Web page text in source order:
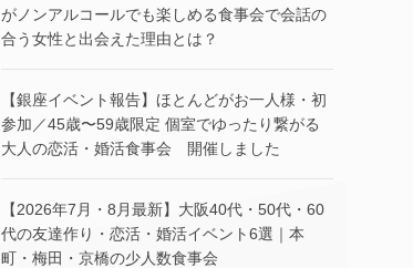
がノンアルコールでも楽しめる食事会で会話の
合う女性と出会えた理由とは？
【銀座イベント報告】ほとんどがお一人様・初
参加／45歳〜59歳限定 個室でゆったり繋がる
大人の恋活・婚活食事会 開催しました
【2026年7月・8月最新】大阪40代・50代・60
代の友達作り・恋活・婚活イベント6選｜本
町・梅田・京橋の少人数食事会